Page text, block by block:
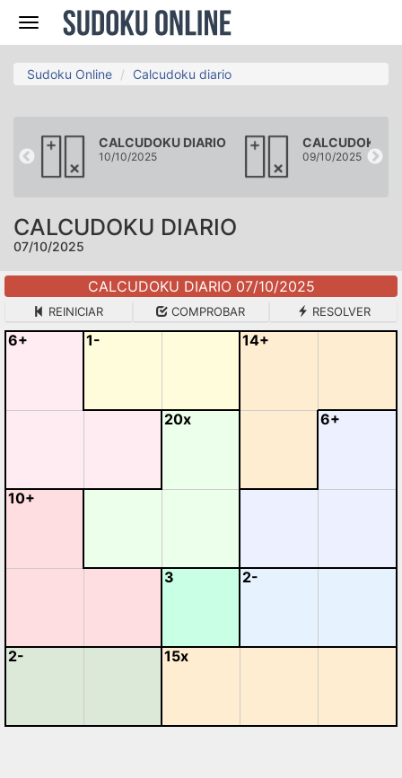
Navegación
Sudoku Online Calcudoku diario
CALCUDOKU DIARIO
10/10/2025
CALCUDOKU
09/10/2025
CALCUDOKU DIARIO
07/10/2025
CALCUDOKU DIARIO 07/10/2025
REINICIAR COMPROBAR RESOLVER
6+ 1- 14+
20x 6+
10+
3 2-
2- 15x